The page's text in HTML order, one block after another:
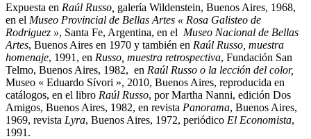
Expuesta en Raúl Russo, galería Wildenstein, Buenos Aires, 1968,
en el Museo Provincial de Bellas Artes « Rosa Galisteo de
Rodriguez », Santa Fe, Argentina, en el Museo Nacional de Bellas
Artes, Buenos Aires en 1970 y también en Raúl Russo, muestra
homenaje, 1991, en Russo, muestra retrospectiva, Fundación San
Telmo, Buenos Aires, 1982, en Raúl Russo o la lección del color,
Museo « Eduardo Sívori », 2010, Buenos Aires, reproducida en
catálogos, en el libro Raúl Russo, por Martha Nanni, edición Dos
Amigos, Buenos Aires, 1982, en revista Panorama, Buenos Aires,
1969, revista Lyra, Buenos Aires, 1972, periódico El Economista,
1991.